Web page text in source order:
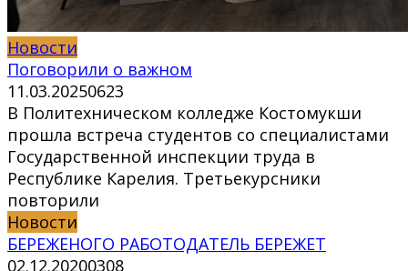
Новости
Поговорили о важном
11.03.20250623
В Политехническом колледже Костомукши
прошла встреча студентов со специалистами
Государственной инспекции труда в
Республике Карелия. Третьекурсники
повторили
Новости
БЕРЕЖЕНОГО РАБОТОДАТЕЛЬ БЕРЕЖЕТ
02.12.20200308